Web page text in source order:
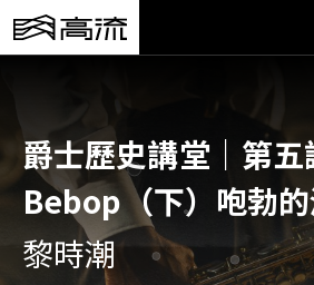
爵士歷史講堂｜第五
Bebop（下）咆勃
黎時潮